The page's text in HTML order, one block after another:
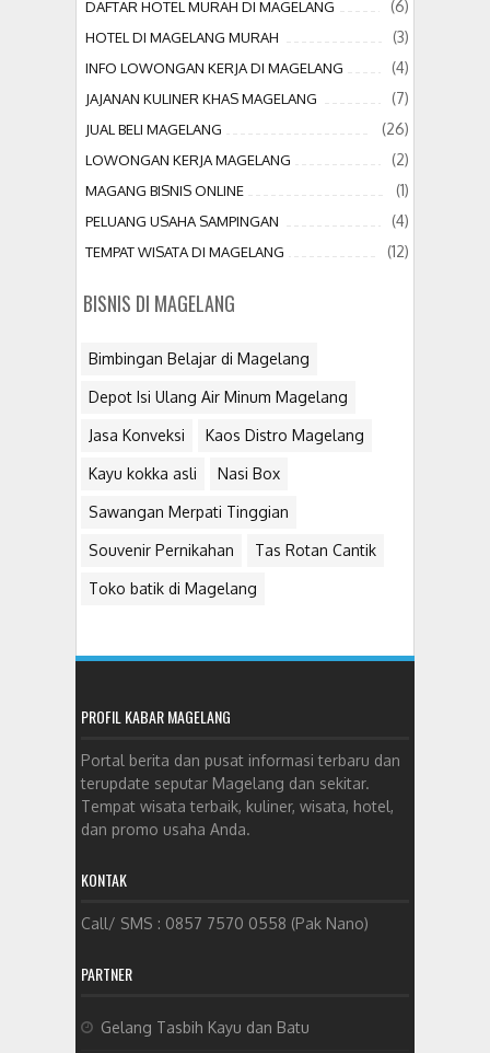
DAFTAR HOTEL MURAH DI MAGELANG (6)
HOTEL DI MAGELANG MURAH (3)
INFO LOWONGAN KERJA DI MAGELANG (4)
JAJANAN KULINER KHAS MAGELANG (7)
JUAL BELI MAGELANG (26)
LOWONGAN KERJA MAGELANG (2)
MAGANG BISNIS ONLINE (1)
PELUANG USAHA SAMPINGAN (4)
TEMPAT WISATA DI MAGELANG (12)
BISNIS DI MAGELANG
Bimbingan Belajar di Magelang
Depot Isi Ulang Air Minum Magelang
Jasa Konveksi Kaos Distro Magelang
Kayu kokka asli Nasi Box
Sawangan Merpati Tinggian
Souvenir Pernikahan Tas Rotan Cantik
Toko batik di Magelang
PROFIL KABAR MAGELANG
Portal berita dan pusat informasi terbaru dan
terupdate seputar Magelang dan sekitar.
Tempat wisata terbaik, kuliner, wisata, hotel,
dan promo usaha Anda.
KONTAK
Call/ SMS : 0857 7570 0558 (Pak Nano)
PARTNER
Gelang Tasbih Kayu dan Batu